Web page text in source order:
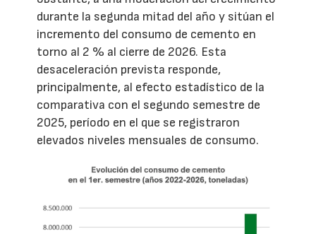
durante la segunda mitad del año y sitúan el
incremento del consumo de cemento en
torno al 2 % al cierre de 2026. Esta
desaceleración prevista responde,
principalmente, al efecto estadístico de la
comparativa con el segundo semestre de
2025, período en el que se registraron
elevados niveles mensuales de consumo.